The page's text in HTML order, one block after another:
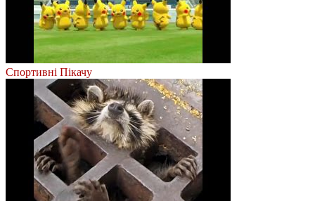
Cпортивні Пікачу